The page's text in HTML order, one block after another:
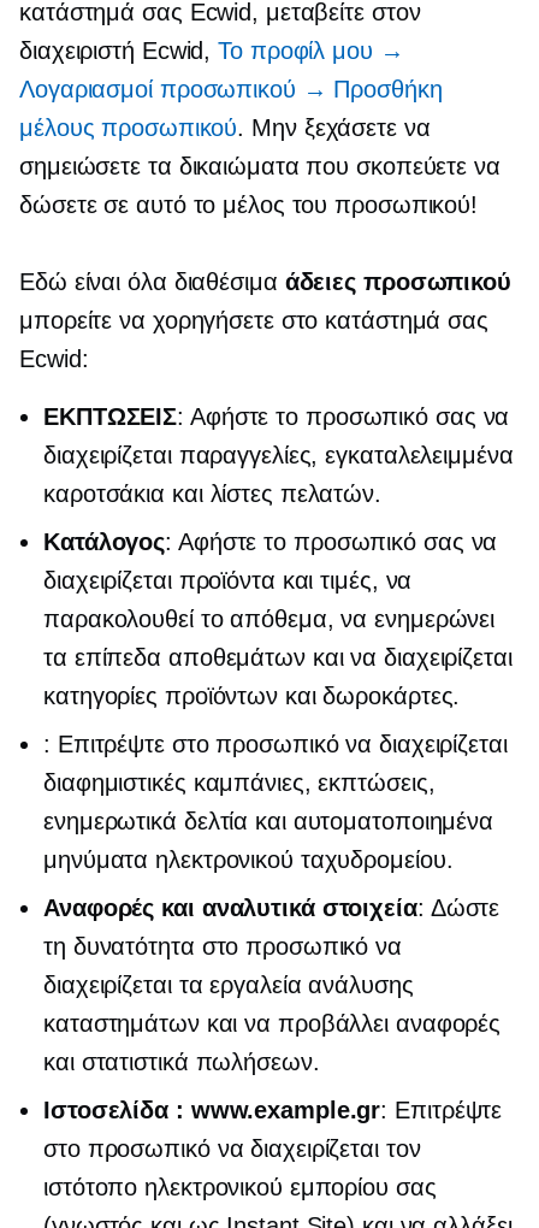
κατάστημά σας Ecwid, μεταβείτε στον
διαχειριστή Ecwid,Το προφίλ μου →
Λογαριασμοί προσωπικού → Προσθήκη
μέλους προσωπικού. Μην ξεχάσετε να
σημειώσετε τα δικαιώματα που σκοπεύετε να
δώσετε σε αυτό το μέλος του προσωπικού!
Εδώ είναι όλα διαθέσιμα άδειες προσωπικού
μπορείτε να χορηγήσετε στο κατάστημά σας
Ecwid:
ΕΚΠΤΩΣΕΙΣ: Αφήστε το προσωπικό σας να
διαχειρίζεται παραγγελίες, εγκαταλελειμμένα
καροτσάκια και λίστες πελατών.
Κατάλογος: Αφήστε το προσωπικό σας να
διαχειρίζεται προϊόντα και τιμές, να
παρακολουθεί το απόθεμα, να ενημερώνει
τα επίπεδα αποθεμάτων και να διαχειρίζεται
κατηγορίες προϊόντων και δωροκάρτες.
: Επιτρέψτε στο προσωπικό να διαχειρίζεται
διαφημιστικές καμπάνιες, εκπτώσεις,
ενημερωτικά δελτία και αυτοματοποιημένα
μηνύματα ηλεκτρονικού ταχυδρομείου.
Αναφορές και αναλυτικά στοιχεία: Δώστε
τη δυνατότητα στο προσωπικό να
διαχειρίζεται τα εργαλεία ανάλυσης
καταστημάτων και να προβάλλει αναφορές
και στατιστικά πωλήσεων.
Ιστοσελίδα : www.example.gr: Επιτρέψτε
στο προσωπικό να διαχειρίζεται τον
ιστότοπο ηλεκτρονικού εμπορίου σας